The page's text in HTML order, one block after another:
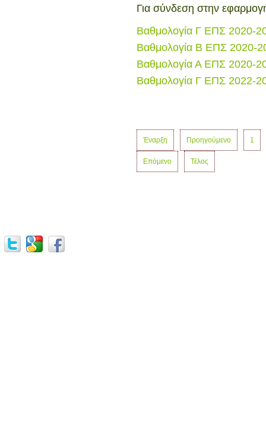
Για σύνδεση στην
Βαθμολογία Γ ΕΠΣ 2020-
Βαθμολογία Β ΕΠΣ 2020-
Βαθμολογία Α ΕΠΣ 2020-
Βαθμολογία Γ ΕΠΣ 2022-
Έναρξη Προηγούμενο 1
Επόμενο Τέλος